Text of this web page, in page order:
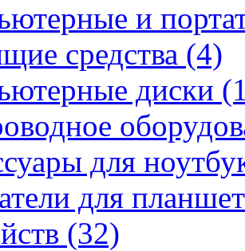
и
средства (4)
диски
для
для
(32)